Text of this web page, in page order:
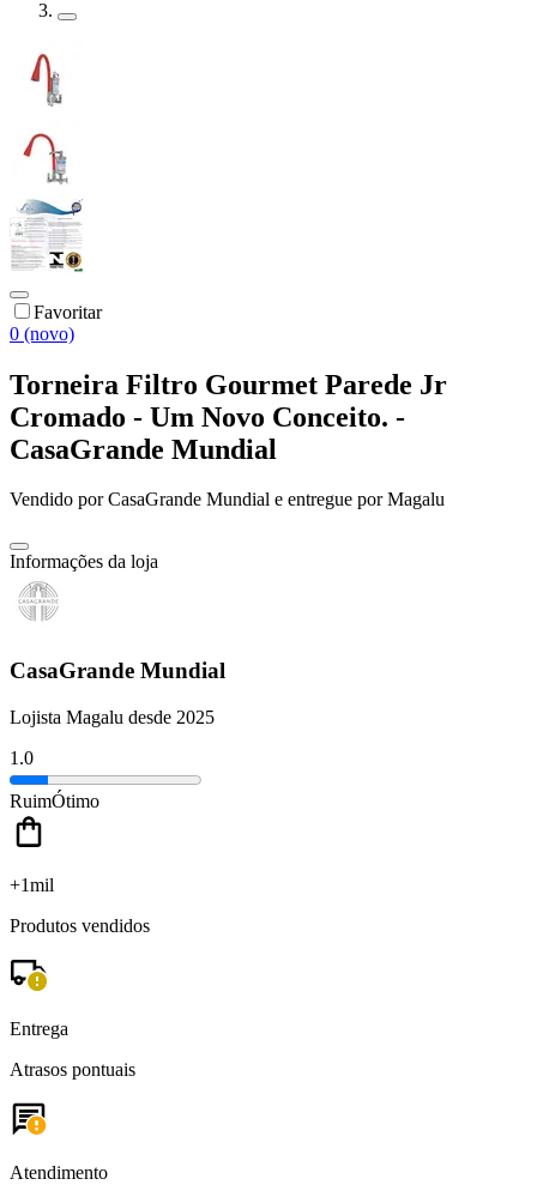
Favoritar
0 (novo)
Torneira Filtro Gourmet Parede Jr
Cromado - Um Novo Conceito. -
CasaGrande Mundial
Vendido porCasaGrande Mundial e entregue por Magalu
Informações da loja
CasaGrande Mundial
Lojista Magalu desde 2025
1.0
RuimÓtimo
+1mil
Produtos vendidos
Entrega
Atrasos pontuais
Atendimento